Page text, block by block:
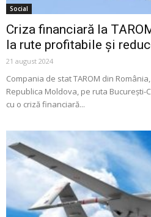
Social
Criza financiară la
la rute profitabile și
21 august 2024
Compania de stat TAROM din
Republica Moldova, pe ruta București-
cu o criză financiară...